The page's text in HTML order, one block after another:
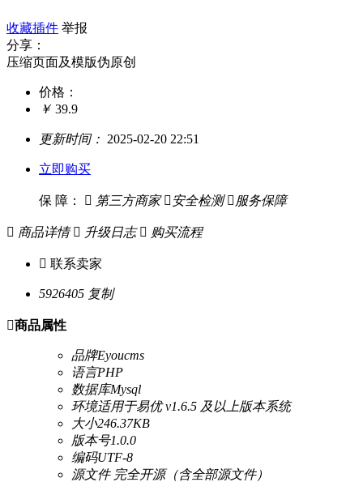
收藏插件 举报
分享：
压缩页面及模版伪原创
价格：
￥ 39.9
更新时间： 2025-02-20 22:51
立即购买
保 障：  第三方商家  安全检测  服务保障
 商品详情  升级日志  购买流程
 联系卖家
5926405 复制
商品属性
品牌Eyoucms
语言PHP
数据库Mysql
环境适用于易优 v1.6.5 及以上版本系统
大小246.37KB
版本号1.0.0
编码UTF-8
源文件完全开源（含全部源文件）